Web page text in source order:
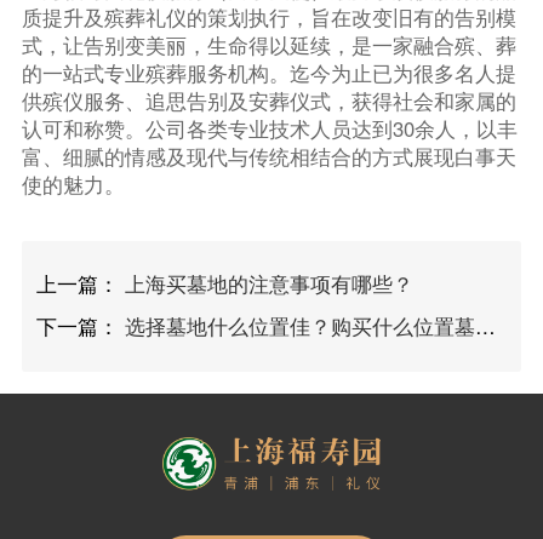
质提升及殡葬礼仪的策划执行，旨在改变旧有的告别模
式，让告别变美丽，生命得以延续，是一家融合殡、葬
的一站式专业殡葬服务机构。迄今为止已为很多名人提
供殡仪服务、追思告别及安葬仪式，获得社会和家属的
认可和称赞。公司各类专业技术人员达到30余人，以丰
富、细腻的情感及现代与传统相结合的方式展现白事天
使的魅力。
上一篇： 上海买墓地的注意事项有哪些？
下一篇： 选择墓地什么位置佳？购买什么位置墓地好？